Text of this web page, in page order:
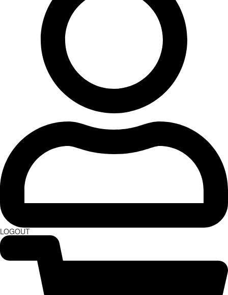
LOGOUT